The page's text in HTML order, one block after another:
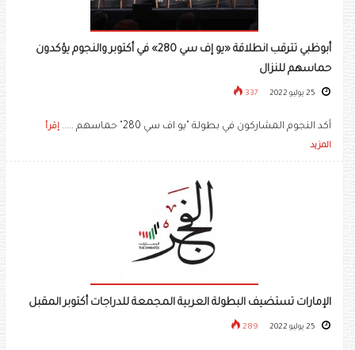
أبوظبي تترقب انطلاقة «يو إف سي 280» في أكتوبر والنجوم يؤكدون
حماسهم للنزال
337
أكد النجوم المشاركون في بطولة "يو اف سي 280" حماسهم .....
إقرأ
المزيد
الإمارات تستضيف البطولة العربية المجمعة للدراجات أكتوبر المقبل
289